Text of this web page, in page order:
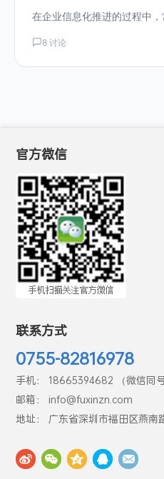
在企业信息化推进的过程中，
8 讨论
官方微信
联系方式
0755-82816978
手机： 18665394682 （微信同号
邮箱： info@fuxinzn.com
地址： 广东省深圳市福田区燕南